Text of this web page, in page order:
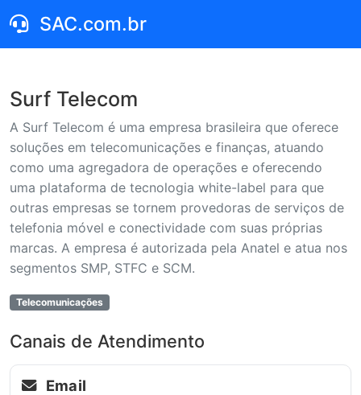
SAC.com.br
Surf Telecom
A Surf Telecom é uma empresa brasileira que oferece
soluções em telecomunicações e finanças, atuando
como uma agregadora de operações e oferecendo
uma plataforma de tecnologia white-label para que
outras empresas se tornem provedoras de serviços de
telefonia móvel e conectividade com suas próprias
marcas. A empresa é autorizada pela Anatel e atua nos
segmentos SMP, STFC e SCM.
Telecomunicações
Canais de Atendimento
Email